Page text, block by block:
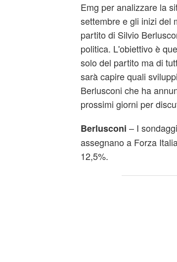
Emg per analizzare la
settembre e gli inizi del
partito di Silvio
politica. L'obiettivo è
solo del partito ma di
sarà capire quali
Berlusconi che ha
prossimi giorni per
Berlusconi – I
assegnano a Forza
12,5%.